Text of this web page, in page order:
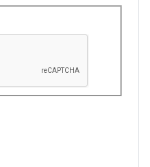
dat u een mens